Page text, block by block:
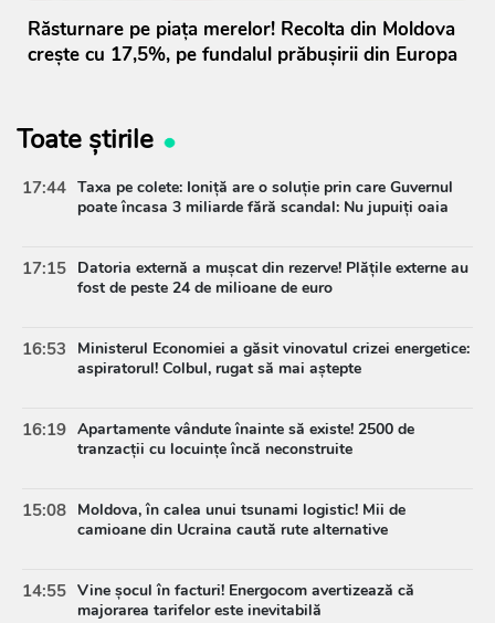
Răsturnare pe piața merelor! Recolta din Moldova
crește cu 17,5%, pe fundalul prăbușirii din Europa
Toate știrile
17:44 Taxa pe colete: Ioniță are o soluție prin care Guvernul
poate încasa 3 miliarde fără scandal: Nu jupuiți oaia
17:15 Datoria externă a mușcat din rezerve! Plățile externe au
fost de peste 24 de milioane de euro
16:53
Ministerul Economiei a găsit vinovatul crizei energetice:
aspiratorul! Colbul, rugat să mai aștepte
16:19 Apartamente vândute înainte să existe! 2500 de
tranzacții cu locuințe încă neconstruite
15:08 Moldova, în calea unui tsunami logistic! Mii de
camioane din Ucraina caută rute alternative
14:55 Vine șocul în facturi! Energocom avertizează că
majorarea tarifelor este inevitabilă